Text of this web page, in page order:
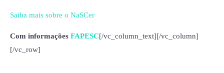
Saiba mais sobre o NaSCer
Com informações FAPESC[/vc_column_text][/vc_column]
[/vc_row]